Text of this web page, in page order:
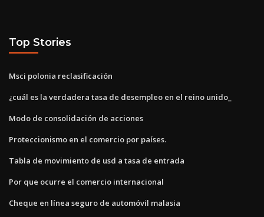
Top Stories
Msci polonia reclasificación
¿cuál es la verdadera tasa de desempleo en el reino unido_
Modo de consolidación de acciones
Proteccionismo en el comercio por países.
Tabla de movimiento de usd a tasa de entrada
Por que ocurre el comercio internacional
Cheque en línea seguro de automóvil malasia